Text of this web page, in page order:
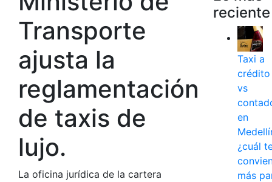
Transporte
ajusta la
reglamentación
de taxis de
lujo.
La oficina jurídica de la cartera
reciente
Taxi a
crédito
vs
en
¿cuál
más